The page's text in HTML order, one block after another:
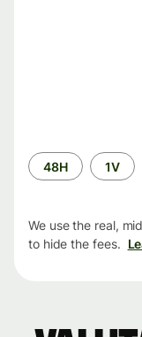
Time
period
48H 1V
We use the real,
to hide the fees.